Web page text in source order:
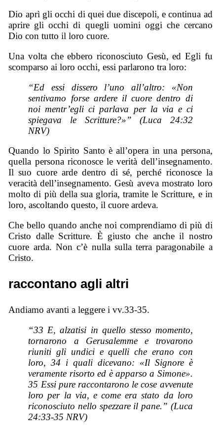
Dio aprì gli occhi di quei due discepoli, e continua ad
aprire gli occhi di quegli uomini oggi che cercano
Dio con tutto il loro cuore.
Una volta che ebbero riconosciuto Gesù, ed Egli fu
scomparso ai loro occhi, essi parlarono tra loro:
“Ed essi dissero l’uno all’altro: «Non
sentivamo forse ardere il cuore dentro di
noi mentr’egli ci parlava per la via e ci
spiegava le Scritture?»” (Luca 24:32
NRV)
Quando lo Spirito Santo è all’opera in una persona,
quella persona riconosce le verità dell’insegnamento.
Il suo cuore arde dentro di sé, perché riconosce la
veracità dell’insegnamento. Gesù aveva mostrato loro
molto di più della sua gloria, tramite le Scritture, e in
loro, ascoltando questo, il cuore ardeva.
Che bello quando anche noi comprendiamo di più di
Cristo dalle Scritture. È giusto che anche il nostro
cuore arda. Non c’è nulla sulla terra paragonabile a
Cristo.
raccontano agli altri
Andiamo avanti a leggere i vv.33-35.
“33 E, alzatisi in quello stesso momento,
tornarono a Gerusalemme e trovarono
riuniti gli undici e quelli che erano con
loro, 34 i quali dicevano: «Il Signore è
veramente risorto ed è apparso a Simone».
35 Essi pure raccontarono le cose avvenute
loro per la via, e come era stato da loro
riconosciuto nello spezzare il pane.” (Luca
24:33-35 NRV)